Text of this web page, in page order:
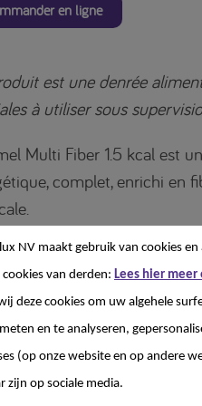
en ligne
est une denrée
à utiliser sous
Multi Fiber 1.5 kcal est
complet, enrichi en
Multi Fiber 1.5 kcal est
spéciales en cas
dans les goûts :
NV maakt gebruik van cookies
van derden: Lees hier meer
deze cookies om uw algehele
en te analyseren,
(op onze website en op andere
zijn op sociale media.